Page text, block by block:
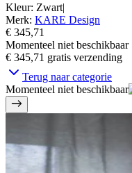
Kleur: Zwart|
Merk: KARE Design
€ 345,71
Momenteel niet beschikbaar
€ 345,71 gratis verzending
Terug naar categorie
Momenteel niet beschikbaar